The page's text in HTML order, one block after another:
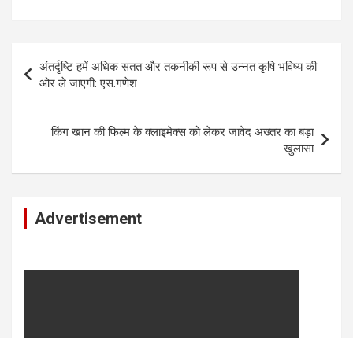
navigation
अंतर्दृष्टि हमें अधिक सतत और तकनीकी रूप से उन्नत कृषि भविष्य की
ओर ले जाएगी: एस.गणेश
किंग खान की फिल्म के क्लाइमेक्स को लेकर जावेद अख्तर का बड़ा
खुलासा
Advertisement